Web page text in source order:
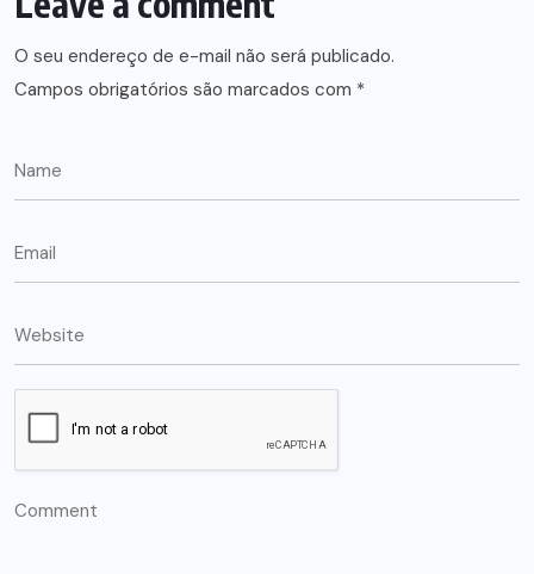
O seu endereço de e-mail não será publicado.
Campos obrigatórios são marcados com *